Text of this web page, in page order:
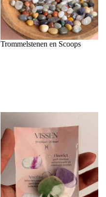
Trommelstenen en Scoops